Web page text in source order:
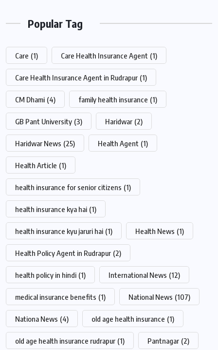
Popular Tag
Care (1) Care Health Insurance Agent (1)
Care Health Insurance Agent in Rudrapur (1)
CM Dhami (4) family health insurance (1)
GB Pant University (3) Haridwar (2)
Haridwar News (25) Health Agent (1)
Health Article (1)
health insurance for senior citizens (1)
health insurance kya hai (1)
health insurance kyu jaruri hai (1) Health News (1)
Health Policy Agent in Rudrapur (2)
health policy in hindi (1) International News (12)
medical insurance benefits (1) National News (107)
Nationa News (4) old age health insurance (1)
old age health insurance rudrapur (1) Pantnagar (2)